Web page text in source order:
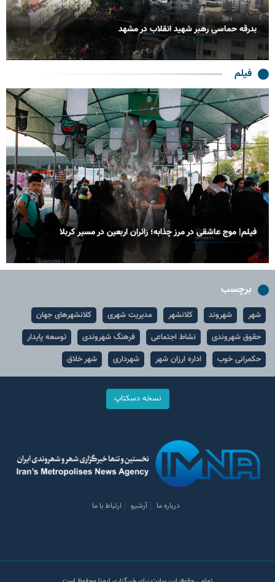
بدرقه حماسی رهبر شهید انقلاب در مشهد
فیلم
فیلم| موج عاشقی در مرز چذابه؛ زائران اربعین در مسیر کربلا
برچسب
شهر شهروند کلانشهر مدیریت شهری
کلانشهرهای جهان
حقوق شهروندی
نشاط اجتماعی فرهنگ شهروندی
توسعه پایدار
حکمرانی خوب
اداره ارزان شهر شهرداری شهر خلاق
نسخه دسکتاپ
درباره ما آرشیو ارتباط با ما